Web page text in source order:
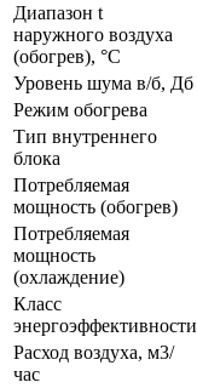
Диапазон t
наружного воздуха
(обогрев), °C
Уровень шума в/б, Дб
Режим обогрева
Тип внутреннего
блока
Потребляемая
мощность (обогрев)
Потребляемая
мощность
(охлаждение)
Класс
энергоэффективности
Расход воздуха, м3/
час